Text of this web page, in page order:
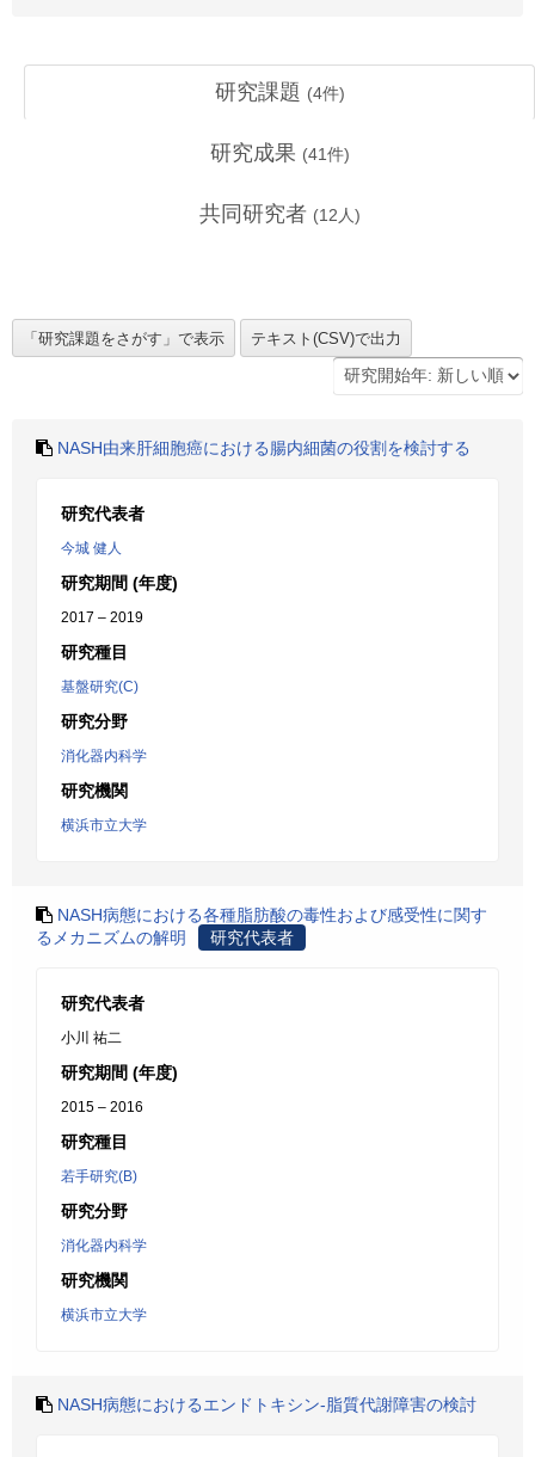
研究課題 (4件)
研究成果 (41件)
共同研究者 (12 人)
NASH由来肝細胞癌における腸内細菌の役割を検討する
研究代表者
今城 健人
研究期間 (年度)
2017 – 2019
研究種目
基盤研究(C)
研究分野
消化器内科学
研究機関
横浜市立大学
NASH病態における各種脂肪酸の毒性および感受性に関す
るメカニズムの解明
研究代表者
研究代表者
小川 祐二
研究期間 (年度)
2015 – 2016
研究種目
若手研究(B)
研究分野
消化器内科学
研究機関
横浜市立大学
NASH病態におけるエンドトキシン-脂質代謝障害の検討